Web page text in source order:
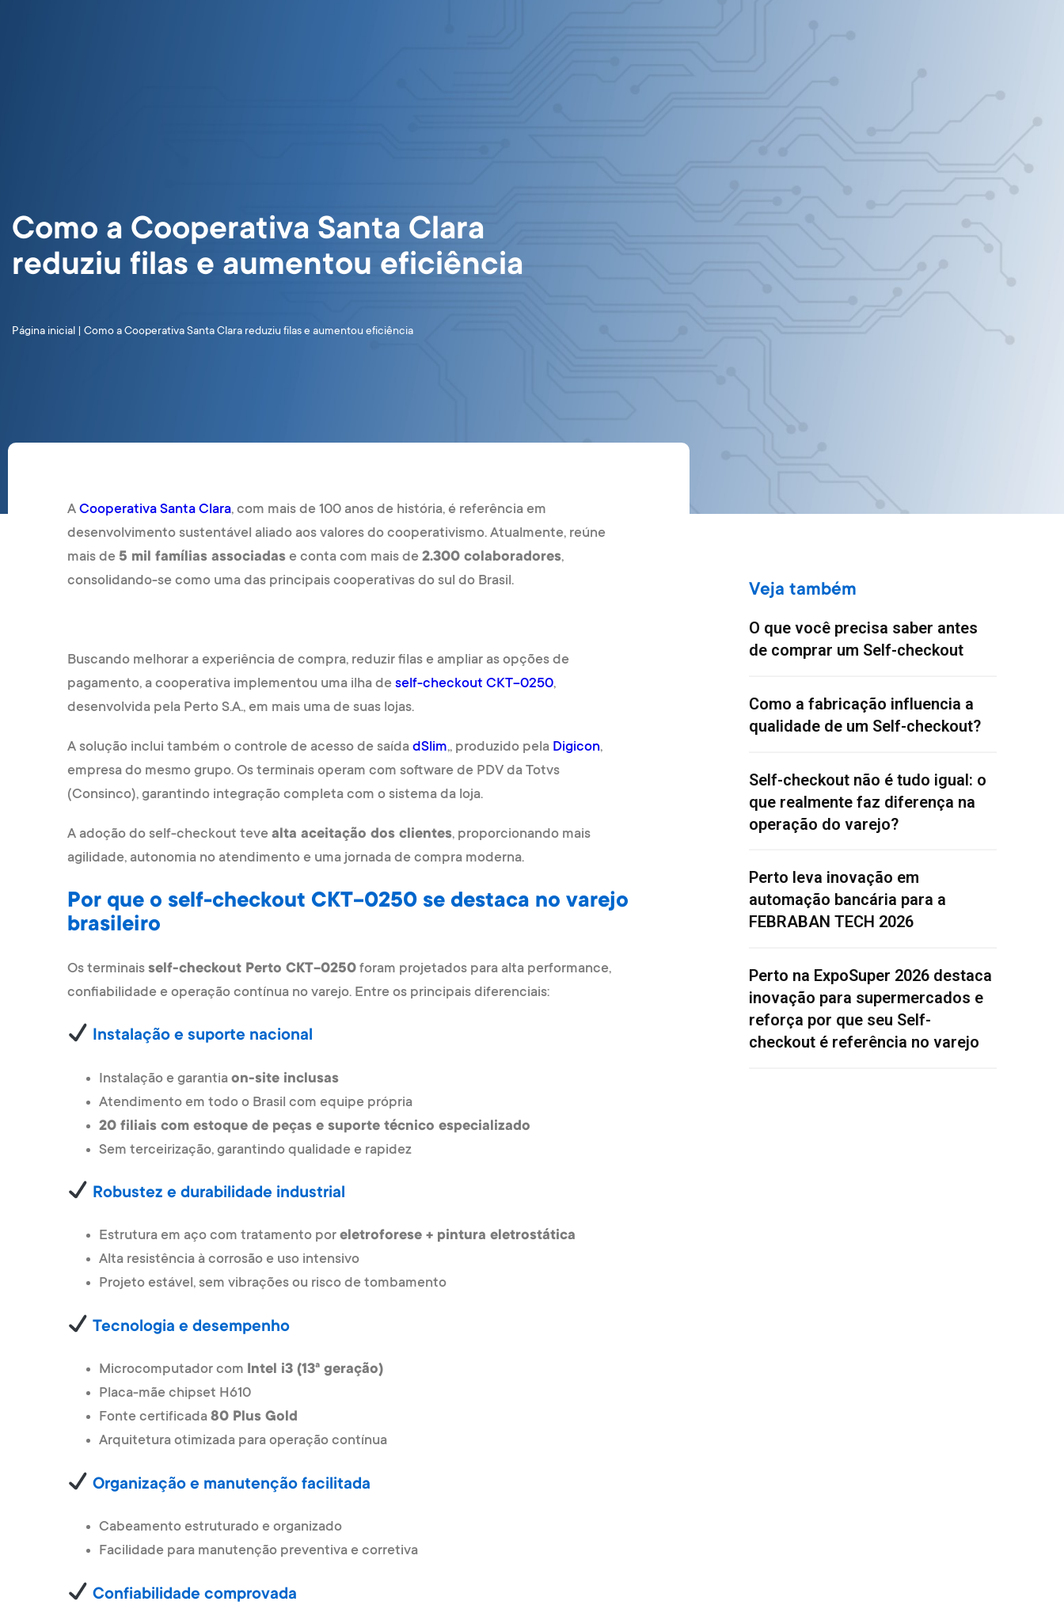
Como a Cooperativa Santa Clara
reduziu filas e aumentou eficiência
Página inicial Como a Cooperativa Santa Clara reduziu filas e aumentou eficiência
A Cooperativa Santa Clara, com mais de 100 anos de história, é referência em
desenvolvimento sustentável aliado aos valores do cooperativismo. Atualmente, reúne
mais de 5 mil famílias associadas e conta com mais de 2.300 colaboradores,
consolidando-se como uma das principais cooperativas do sul do Brasil.
Buscando melhorar a experiência de compra, reduzir filas e ampliar as opções de
pagamento, a cooperativa implementou uma ilha de self-checkout CKT-0250,
desenvolvida pela Perto S.A., em mais uma de suas lojas.
A solução inclui também o controle de acesso de saída dSlim,, produzido pela Digicon,
empresa do mesmo grupo. Os terminais operam com software de PDV da Totvs
(Consinco), garantindo integração completa com o sistema da loja.
A adoção do self-checkout teve alta aceitação dos clientes, proporcionando mais
agilidade, autonomia no atendimento e uma jornada de compra moderna.
Por que o self-checkout CKT-0250 se destaca no varejo
brasileiro
Os terminais self-checkout Perto CKT-0250 foram projetados para alta performance,
confiabilidade e operação contínua no varejo. Entre os principais diferenciais:
Instalação e suporte nacional
Instalação e garantia on-site inclusas
Atendimento em todo o Brasil com equipe própria
20 filiais com estoque de peças e suporte técnico especializado
Sem terceirização, garantindo qualidade e rapidez
Robustez e durabilidade industrial
Estrutura em aço com tratamento por eletroforese + pintura eletrostática
Alta resistência à corrosão e uso intensivo
Projeto estável, sem vibrações ou risco de tombamento
Tecnologia e desempenho
Microcomputador com Intel i3 (13ª geração)
Placa-mãe chipset H610
Fonte certificada 80 Plus Gold
Arquitetura otimizada para operação contínua
Organização e manutenção facilitada
Cabeamento estruturado e organizado
Facilidade para manutenção preventiva e corretiva
Confiabilidade comprovada
Veja também
O que você precisa saber antes
de comprar um Self-checkout
Como a fabricação influencia a
qualidade de um Self-checkout?
Self-checkout não é tudo igual: o
que realmente faz diferença na
operação do varejo?
Perto leva inovação em
automação bancária para a
FEBRABAN TECH 2026
Perto na ExpoSuper 2026 destaca
inovação para supermercados e
reforça por que seu Self-
checkout é referência no varejo